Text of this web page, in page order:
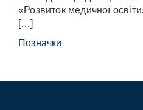
«Розвиток медичної
[…]
Позначки